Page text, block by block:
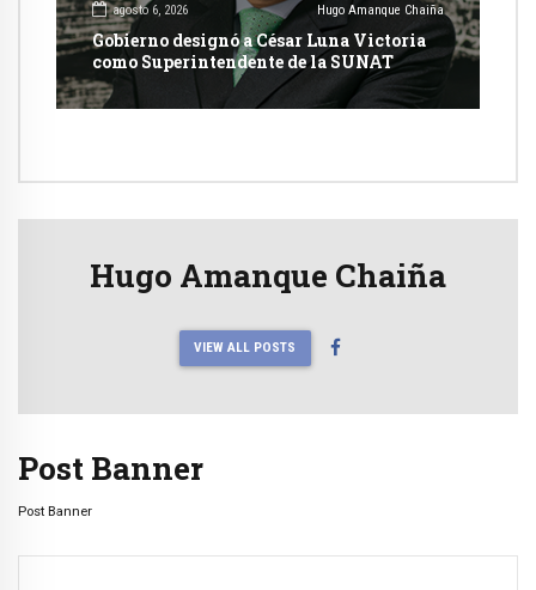
agosto 6, 2026 Hugo Amanque Chaiña
Gobierno designó a César Luna Victoria
como Superintendente de la SUNAT
Hugo Amanque Chaiña
VIEW ALL POSTS
Post Banner
Post Banner